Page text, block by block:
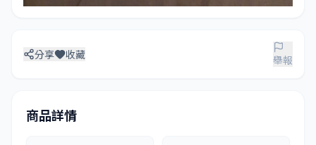
分享 收藏 舉報
商品詳情